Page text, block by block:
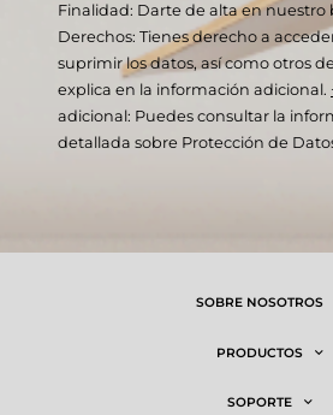
Finalidad: Darte de alta en nuestro
Derechos: Tienes derecho a
suprimir los datos, así como otros
explica en la información adicional.
adicional: Puedes consultar la
detallada sobre Protección de
SOBRE NOSOTROS
PRODUCTOS
SOPORTE